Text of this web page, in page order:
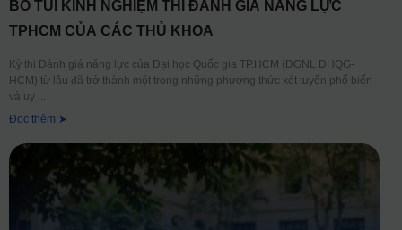
BỎ TÚI KINH NGHIỆM THI ĐÁNH GIÁ NĂNG LỰC
TPHCM CỦA CÁC THỦ KHOA
Kỳ thi Đánh giá năng lực của Đại học Quốc gia TP.HCM (ĐGNL ĐHQG-
HCM) từ lâu đã trở thành một trong những phương thức xét tuyển phổ biến
và uy
Đọc thêm ➤